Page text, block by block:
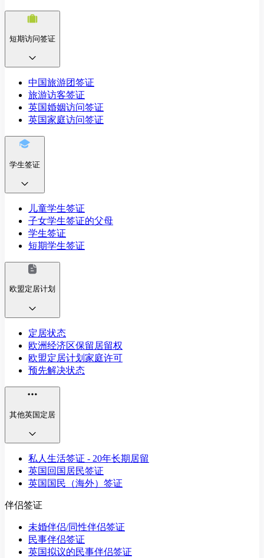
短期访问签证
中国旅游团签证
旅游访客签证
英国婚姻访问签证
英国家庭访问签证
学生签证
儿童学生签证
子女学生签证的父母
学生签证
短期学生签证
欧盟定居计划
定居状态
欧洲经济区保留居留权
欧盟定居计划家庭许可
预先解决状态
其他英国定居
私人生活签证 - 20年长期居留
英国回国居民签证
英国国民（海外）签证
伴侣签证
未婚伴侣/同性伴侣签证
民事伴侣签证
英国拟议的民事伴侣签证